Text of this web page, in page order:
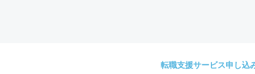
転職支援サービス申し込